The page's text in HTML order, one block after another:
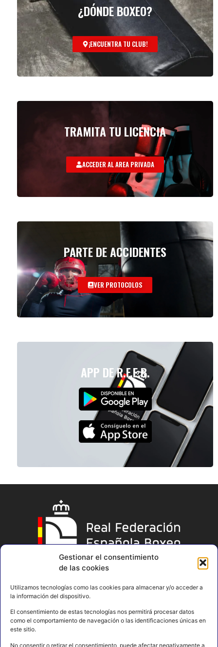
Gestionar el consentimiento
de las cookies
Utilizamos tecnologías como las cookies para almacenar y/o acceder a
la información del dispositivo.
El consentimiento de estas tecnologías nos permitirá procesar datos
como el comportamiento de navegación o las identificaciones únicas en
este sitio.
No consentir o retirar el consentimiento, puede afectar negativamente a
¿DÓNDE BOXEO?
¡ENCUENTRA TU CLUB!
TRAMITA TU LICENCIA
ACCEDER AL AREA PRIVADA
PARTE DE ACCIDENTES
VER PROTOCOLOS
APP DE R.F.E.B.